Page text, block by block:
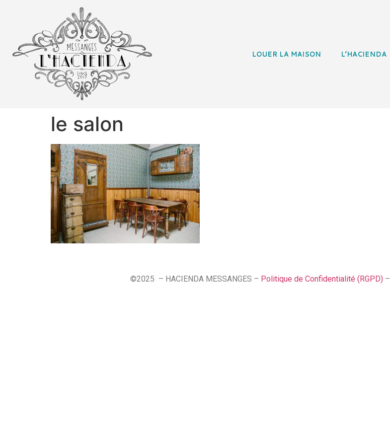
LOUER LA MAISON L’HACIENDA
le salon
©2025 – HACIENDA MESSANGES – Politique de Confidentialité (RGPD)–